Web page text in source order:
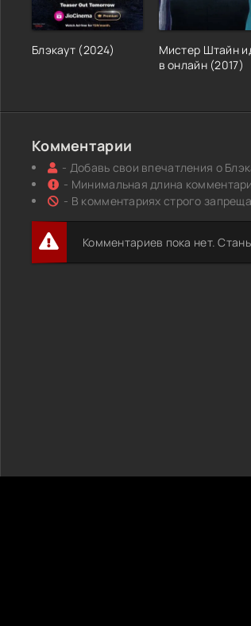
Блэкаут (2024)
Мистер Штайн
в онлайн (2017)
Комментарии
- Добавь свои впечатления о
- Минимальная длина
- В комментариях строго
Комментариев пока нет.